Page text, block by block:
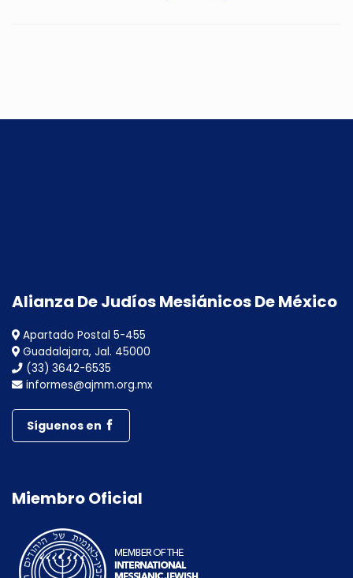
Alianza De Judíos Mesiánicos De México
Apartado Postal 5-455
Guadalajara, Jal. 45000
(33) 3642-6535
informes@ajmm.org.mx
Síguenos en
Miembro Oficial